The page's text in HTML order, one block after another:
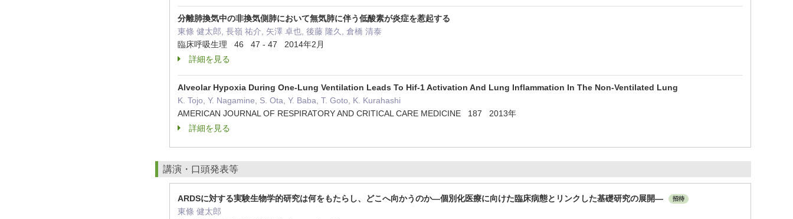
分離肺換気中の非換気側肺において無気肺に伴う低酸素が炎症を惹起する
東條 健太郎, 長嶺 祐介, 矢澤 卓也, 後藤 隆久, 倉橋 清泰
臨床呼吸生理 46 47 - 47 2014年2月
詳細を見る
Alveolar Hypoxia During One-Lung Ventilation Leads To Hif-1 Activation And Lung Inflammation In The Non-Ventilated Lung
K. Tojo, Y. Nagamine, S. Ota, Y. Baba, T. Goto, K. Kurahashi
AMERICAN JOURNAL OF RESPIRATORY AND CRITICAL CARE MEDICINE 187 2013年
詳細を見る
講演・口頭発表等
ARDSに対する実験生物学的研究は何をもたらし、どこへ向かうのか―個別化医療に向けた臨床病態とリンクした基礎研究の展開― 招待
東條 健太郎